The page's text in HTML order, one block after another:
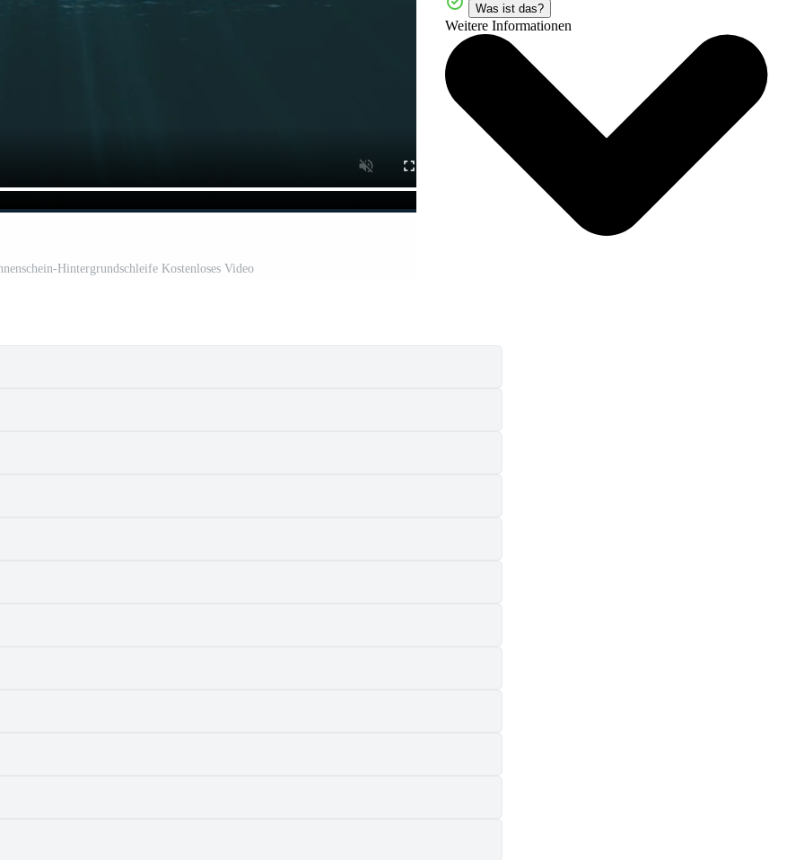
Hintergrundschleife Kostenloses Video
Was ist das?
Weitere Informationen